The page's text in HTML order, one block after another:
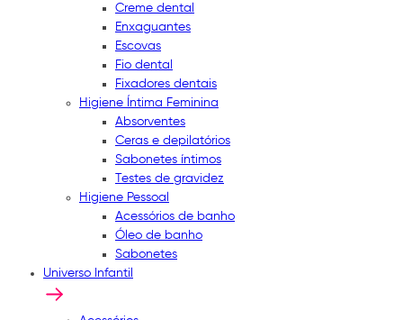
Creme dental
Enxaguantes
Escovas
Fio dental
Fixadores dentais
Higiene Íntima Feminina
Absorventes
Ceras e depilatórios
Sabonetes íntimos
Testes de gravidez
Higiene Pessoal
Acessórios de banho
Óleo de banho
Sabonetes
Universo Infantil